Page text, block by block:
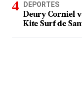
DEPORTES
Deury Corniel
Kite Surf de